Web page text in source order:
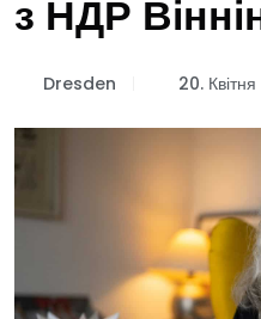
з НДР
Dresden 20.